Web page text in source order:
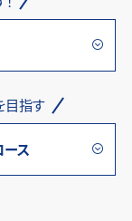
目指す
ース